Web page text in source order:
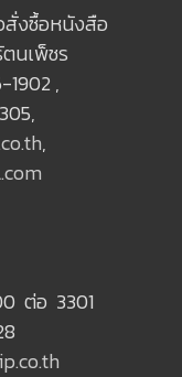
สั่งซื้อหนังสือ
นเพ็ชร
1902 ,
,
ต่อ 3301